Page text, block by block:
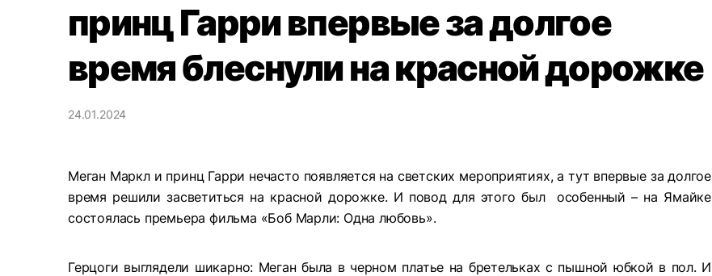
принц Гарри впервые за долгое
время блеснули на красной дорожке
24.01.2024
Меган Маркл и принц Гарри нечасто появляется на светских мероприятиях, а тут впервые за долгое
время решили засветиться на красной дорожке. И повод для этого был особенный – на Ямайке
состоялась премьера фильма «Боб Марли: Одна любовь».
Герцоги выглядели шикарно: Меган была в черном платье на бретельках с пышной юбкой в пол. И